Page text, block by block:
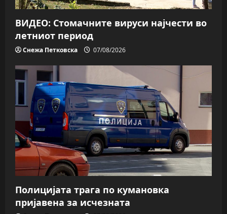
ВИДЕО: Стомачните вируси најчести во
летниот период
Снежа Петковска 07/08/2026
Полицијата трага пo кумановка
пријавена за исчезната